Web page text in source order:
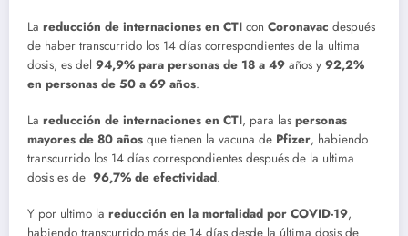
La reducción de internaciones en CTI con Coronavac después
de haber transcurrido los 14 días correspondientes de la ultima
dosis, es del 94,9% para personas de 18 a 49 años y 92,2%
en personas de 50 a 69 años.
La reducción de internaciones en CTI, para las personas
mayores de 80 años que tienen la vacuna de Pfizer, habiendo
transcurrido los 14 días correspondientes después de la ultima
dosis es de 96,7% de efectividad.
Y por ultimo la reducción en la mortalidad por COVID-19,